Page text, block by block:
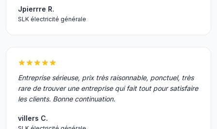
Jpierrre R.
SLK électricité générale
Entreprise sérieuse, prix très raisonnable, ponctuel, très
rare de trouver une entreprise qui fait tout pour satisfaire
les clients. Bonne continuation.
villers C.